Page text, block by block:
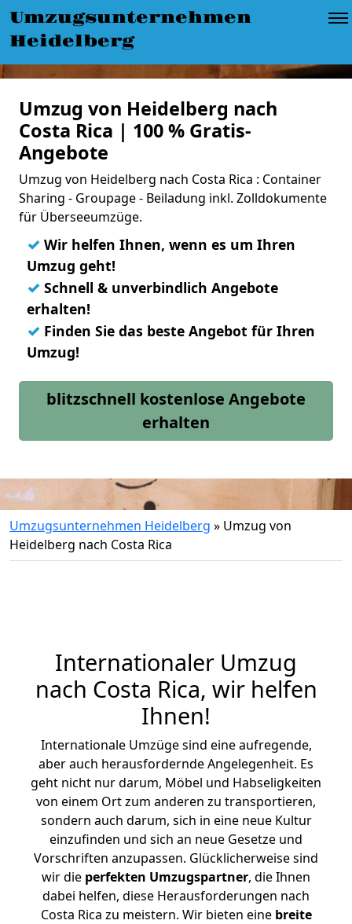
Umzugsunternehmen
Heidelberg
Umzug von Heidelberg nach
Costa Rica | 100 % Gratis-
Angebote
Umzug von Heidelberg nach Costa Rica : Container
Sharing - Groupage - Beiladung inkl. Zolldokumente
für Überseeumzüge.
✓ Wir helfen Ihnen, wenn es um Ihren
Umzug geht!
✓ Schnell & unverbindlich Angebote
erhalten!
✓ Finden Sie das beste Angebot für Ihren
Umzug!
blitzschnell kostenlose Angebote
erhalten
Umzugsunternehmen Heidelberg » Umzug von
Heidelberg nach Costa Rica
Internationaler Umzug
nach Costa Rica, wir helfen
Ihnen!
Internationale Umzüge sind eine aufregende,
aber auch herausfordernde Angelegenheit. Es
geht nicht nur darum, Möbel und Habseligkeiten
von einem Ort zum anderen zu transportieren,
sondern auch darum, sich in eine neue Kultur
einzufinden und sich an neue Gesetze und
Vorschriften anzupassen. Glücklicherweise sind
wir die perfekten Umzugspartner, die Ihnen
dabei helfen, diese Herausforderungen nach
Costa Rica zu meistern. Wir bieten eine breite